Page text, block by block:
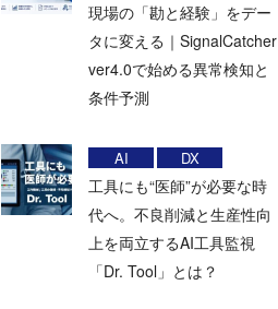
現場の「勘と経験」をデー
タに変える｜SignalCatcher
ver4.0で始める異常検知と
条件予測
AI DX
工具にも“医師”が必要な時
代へ。不良削減と生産性向
上を両立するAI工具監視
「Dr. Tool」とは？